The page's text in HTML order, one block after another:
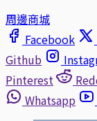
周邊商城
Facebook
Github
Pinterest
Whatsapp